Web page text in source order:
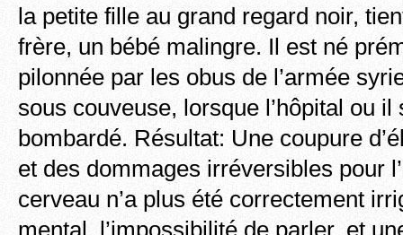
la petite fille au grand regard noir,
frère, un bébé malingre. Il est né
pilonnée par les obus de l’armée
sous couveuse, lorsque l’hôpital ou il
bombardé. Résultat: Une coupure
et des dommages irréversibles pour
cerveau n’a plus été correctement
mental, l’impossibilité de parler, et